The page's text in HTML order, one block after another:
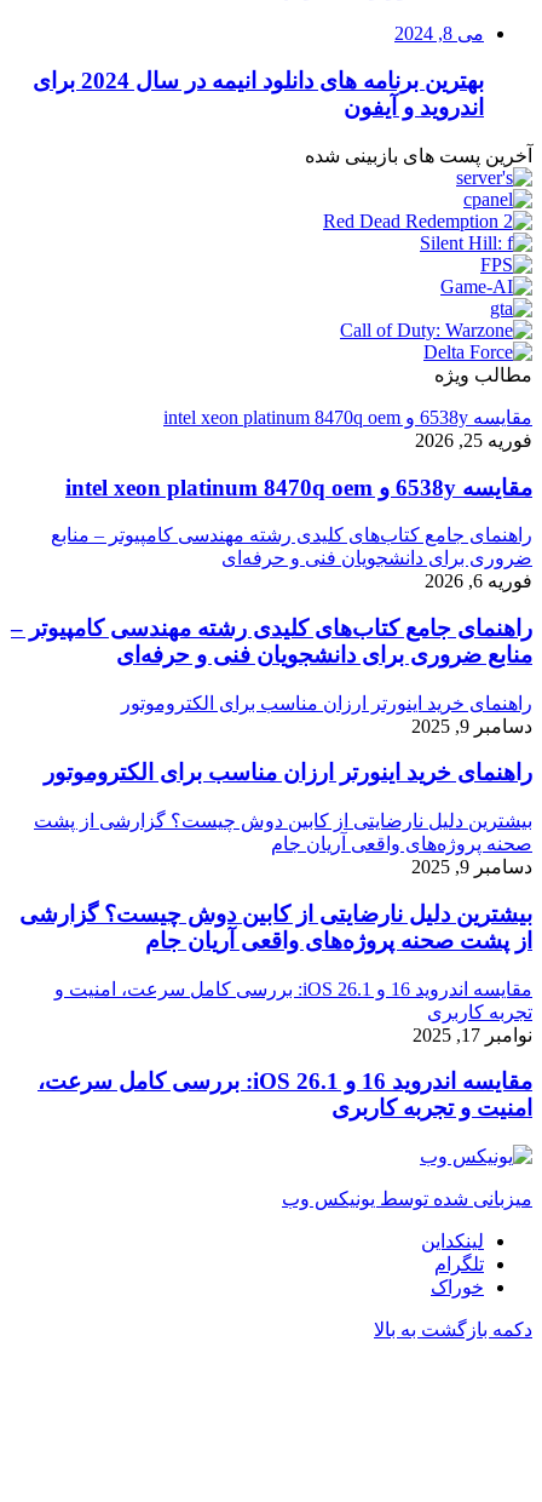
می 8, 2024
بهترین برنامه های دانلود انیمه در سال 2024 برای
اندروید و آیفون
آخرین پست های بازبینی شده
مطالب ویژه
مقایسه 6538y و intel xeon platinum 8470q oem
فوریه 25, 2026
مقایسه 6538y و intel xeon platinum 8470q oem
راهنمای جامع کتاب‌های کلیدی رشته مهندسی کامپیوتر – منابع
ضروری برای دانشجویان فنی و حرفه‌ای
فوریه 6, 2026
راهنمای جامع کتاب‌های کلیدی رشته مهندسی کامپیوتر –
منابع ضروری برای دانشجویان فنی و حرفه‌ای
راهنمای خرید اینورتر ارزان مناسب برای الکتروموتور
دسامبر 9, 2025
راهنمای خرید اینورتر ارزان مناسب برای الکتروموتور
بیشترین دلیل نارضایتی از کابین دوش چیست؟ گزارشی از پشت
صحنه پروژه‌های واقعی آریان جام
دسامبر 9, 2025
بیشترین دلیل نارضایتی از کابین دوش چیست؟ گزارشی
از پشت صحنه پروژه‌های واقعی آریان جام
مقایسه اندروید 16 و iOS 26.1: بررسی کامل سرعت، امنیت و
تجربه کاربری
نوامبر 17, 2025
مقایسه اندروید 16 و iOS 26.1: بررسی کامل سرعت،
امنیت و تجربه کاربری
میزبانی شده توسط یونیکس وب
لینکداین
تلگرام
خوراک
دکمه بازگشت به بالا